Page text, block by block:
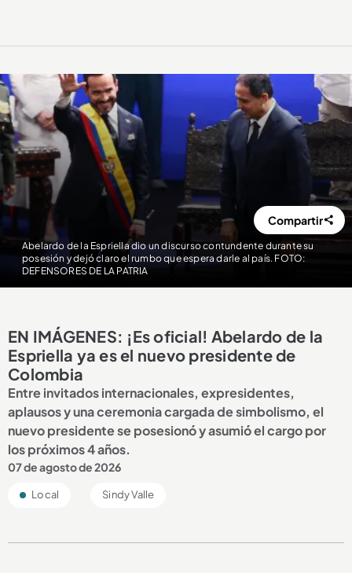
Abelardo de la Espriella dio un discurso contundente durante su
posesión y dejó claro el rumbo que espera darle al país. FOTO:
DEFENSORES DE LA PATRIA
Compartir
EN IMÁGENES: ¡Es oficial! Abelardo de la
Espriella ya es el nuevo presidente de
Colombia
Entre invitados internacionales, expresidentes,
aplausos y una ceremonia cargada de simbolismo, el
nuevo presidente se posesionó y asumió el cargo por
los próximos 4 años.
07 de agosto de 2026
Local Sindy Valle